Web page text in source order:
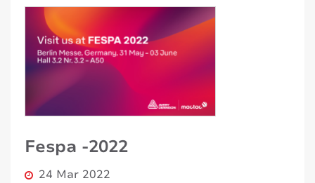
Fespa -2022
24 Mar 2022